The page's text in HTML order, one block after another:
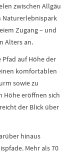
zwischen Allgäu
Naturerlebnispark
Zugang – und
Alters an.
Pfad auf Höhe der
komfortablen
sowie zu
Höhe eröffnen sich
der Blick über
hinaus
Mehr als 70